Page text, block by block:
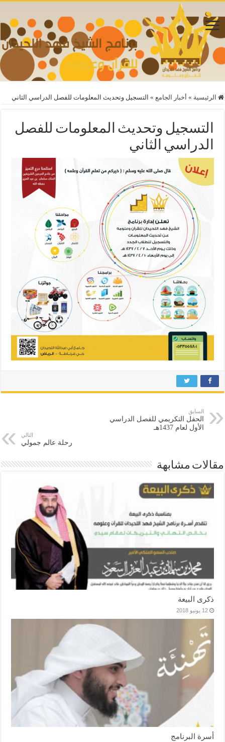
الرئيسية » أخبار الجامع » التسجيل وتحديث المعلومات للفصل الدراسي الثاني
التسجيل وتحديث المعلومات للفصل
الدراسي الثاني
السابق
الحفل التكريمي للفصل الدراسي
الأول لعام 1437هـ
التالي
رحلة عالم جمولي
مقالات مشابهة
ذكرى البيعة
12 يونيو 2018
أسرة البرنامج